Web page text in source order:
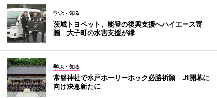
学ぶ・知る
茨城トヨペット、能登の復興支援へハイエース寄
贈 大子町の水害支援が縁
学ぶ・知る
常磐神社で水戸ホーリーホック必勝祈願 J1開幕に
向け決意新たに